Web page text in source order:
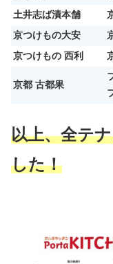
土井志ば漬本舗
京つけもの大安
京つけもの 西利
京都 古都果
以上、全テ
した！